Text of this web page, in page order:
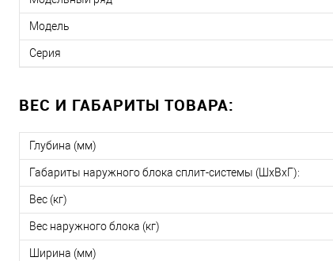
Модель
Серия
ВЕС И ГАБАРИТЫ ТОВАРА:
Глубина (мм)
Габариты наружного блока сплит-системы (ШxВxГ):
Вес (кг)
Вес наружного блока (кг)
Ширина (мм)